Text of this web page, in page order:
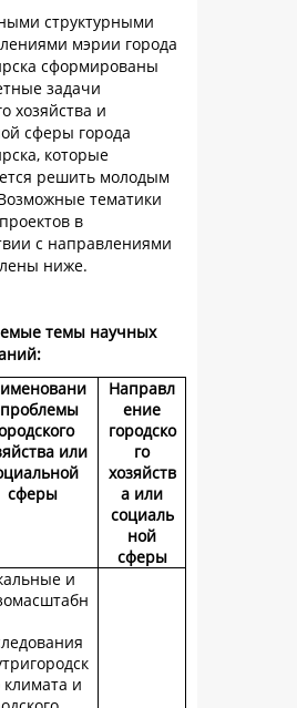
структурными
мэрии города
сформированы
задачи
хозяйства и
сферы города
которые
решить молодым
тематики
в
с направлениями
ниже.
темы научных
или
сферы
Направл
ение
городско
го
хозяйств
а или
социаль
ной
сферы
и
климата и